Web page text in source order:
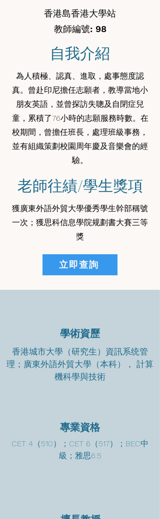
香港島香港大學站
教師編號: 98
自我介紹
為人積極、認真、進取，處事態度認
真。曾赴印尼擔任志願者，教導當地小
朋友英語，並曾探訪失聰及自閉症兒
童，累積了76小時的志願服務時數。在
校期間，曾擔任班長，處理班級事務，
並有組織策劃校園周年慶及音樂會的經
驗。
老師往績/學生獎項
獲廣東外語外貿大學優秀學生幹部稱號
一次；獲思科信息學院规劃書大賽三等
獎
立即查詢
學術資歷
香港城市大學（研究生）資訊系统管
理；廣東外語外貿大學（本科）， 計算
機科學與技術
專業資格
CET 4（510）；CET 6（517）；BEC中
級；雅思6.5